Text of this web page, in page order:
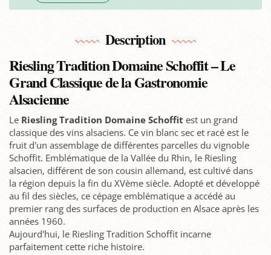
Description
Riesling Tradition Domaine Schoffit – Le
Grand Classique de la Gastronomie
Alsacienne
Le Riesling Tradition Domaine Schoffit est un grand
classique des vins alsaciens. Ce vin blanc sec et racé est le
fruit d'un assemblage de différentes parcelles du vignoble
Schoffit. Emblématique de la Vallée du Rhin, le Riesling
alsacien, différent de son cousin allemand, est cultivé dans
la région depuis la fin du XVème siècle. Adopté et développé
au fil des siècles, ce cépage emblématique a accédé au
premier rang des surfaces de production en Alsace après les
années 1960.
Aujourd'hui, le Riesling Tradition Schoffit incarne
parfaitement cette riche histoire.